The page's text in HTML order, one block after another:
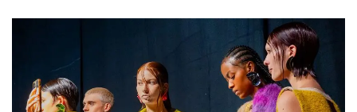
Кулинарное искусство